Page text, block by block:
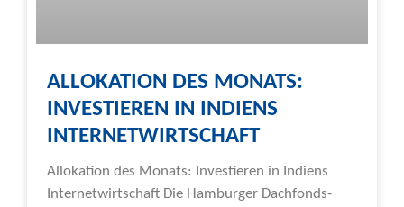
ALLOKATION DES MONATS:
INVESTIEREN IN INDIENS
INTERNETWIRTSCHAFT
Allokation des Monats: Investieren in Indiens
Internetwirtschaft Die Hamburger Dachfonds-